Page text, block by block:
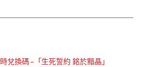
兌換碼 –「生死誓約 銘於黯晶」